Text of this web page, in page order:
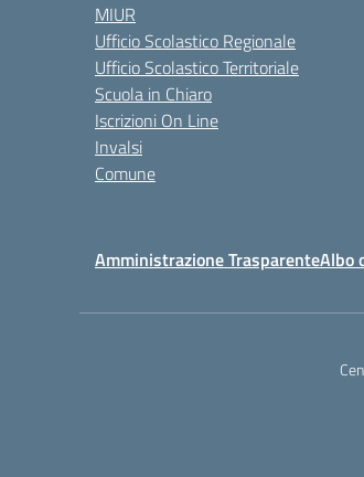
MIUR
Ufficio Scolastico Regionale
Ufficio Scolastico Territoriale
Scuola in Chiaro
Iscrizioni On Line
Invalsi
Comune
Amministrazione TrasparenteAlbo